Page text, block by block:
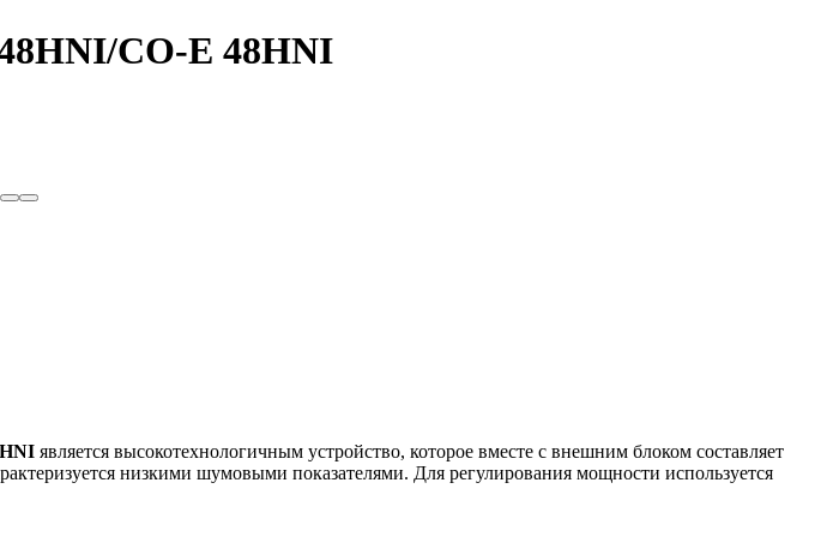
CO-E 48HNI
является высокотехнологичным устройство, которое вместе с внешним блоком составляет
низкими шумовыми показателями. Для регулирования мощности используется